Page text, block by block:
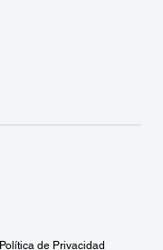
Política de Privacidad